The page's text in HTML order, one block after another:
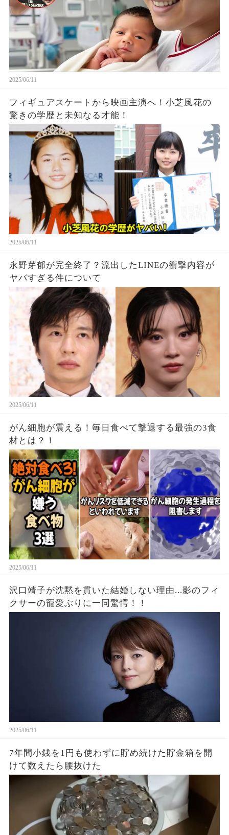
2025/06/11
フィギュアスケートから映画主演へ！小芝風花の
驚きの学歴と未知なる才能！
2025/06/11
永野芽郁が完全終了？流出したLINEの衝撃内容が
ヤバすぎる件について
2025/06/11
がん細胞が震える！毎日食べて撃退する最強の3食
材とは？！
2025/06/11
沢口靖子が沈黙を貫いた結婚しない理由...影のフィ
クサーの寵愛ぶりに一同驚愕！！
2025/06/11
7年間小銭を1円も使わずに貯め続けた貯金箱を開
けて数えたら腰抜けた